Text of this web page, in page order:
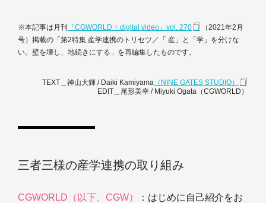
※本記事は月刊 『CGWORLD + digital video』vol. 270
（2021年2月
号）掲載の「第2特集 産学連携のトリセツ／「 産」と「学」を分けな
い。壁を壊し、地続きにする」を再編集したものです。
TEXT＿神山大輝 / Daiki Kamiyama （NINE GATES STUDIO）
EDIT＿尾形美幸 / Miyuki Ogata（CGWORLD）
三者三様の産学連携の取り組み
CGWORLD（以下、CGW）
：はじめに自己紹介をお